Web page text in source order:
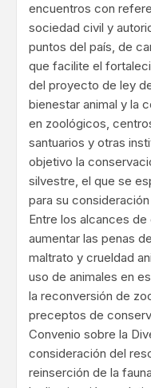
encuentros con
sociedad civil y
puntos del país, de
que facilite el
del proyecto de ley
bienestar animal y la
en zoológicos,
santuarios y otras
objetivo la
silvestre, el que se
para su
Entre los alcances
aumentar las penas
maltrato y crueldad
uso de animales en
la reconversión de
preceptos de
Convenio sobre la
consideración del
reinserción de la